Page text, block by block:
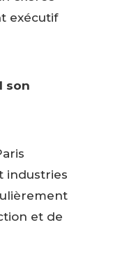
exécutif
son
industries
et de